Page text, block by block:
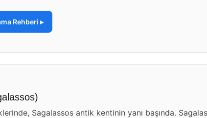
Rehberi ▸
Sagalassos antik kentinin yanı başında.